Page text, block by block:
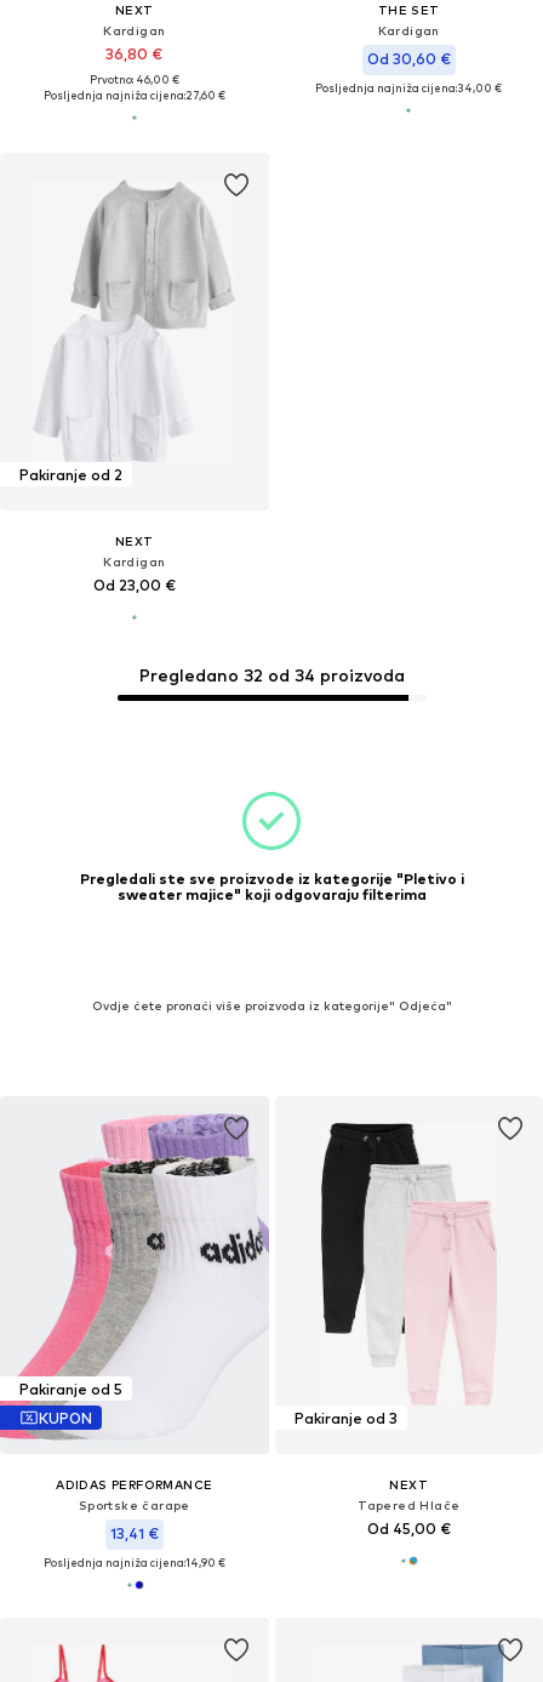
NEXT
Kardigan
36,80 €
Prvotno: 46,00 €
Posljednja najniža cijena:27,60 €
THE SET
Kardigan
Od 30,60 €
Posljednja najniža cijena:34,00 €
Pakiranje od 2
NEXT
Kardigan
Od 23,00 €
Pregledano 32 od 34 proizvoda
Pregledali ste sve proizvode iz kategorije "Pletivo i
sweater majice" koji odgovaraju filterima
Ovdje ćete pronaći više proizvoda iz kategorije" Odjeća"
Pakiranje od 5
KUPON
ADIDAS PERFORMANCE
Sportske čarape
13,41 €
Posljednja najniža cijena:14,90 €
Pakiranje od 3
NEXT
Tapered Hlače
Od 45,00 €